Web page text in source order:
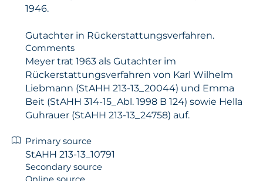
1946.
Gutachter in Rückerstattungsverfahren.
Comments
Meyer trat 1963 als Gutachter im
Rückerstattungsverfahren von Karl Wilhelm
Liebmann (StAHH 213-13_20044) und Emma
Beit (StAHH 314-15_Abl. 1998 B 124) sowie Hella
Guhrauer (StAHH 213-13_24758) auf.
Primary source
StAHH 213-13_10791
Secondary source